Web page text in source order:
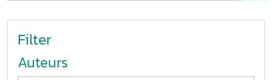
Filter
Auteurs